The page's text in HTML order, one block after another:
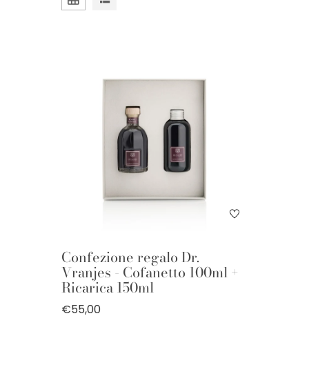
Confezione regalo Dr.
Vranjes - Cofanetto 100ml +
Ricarica 150ml
€55,00